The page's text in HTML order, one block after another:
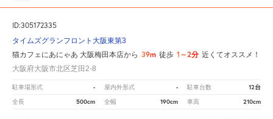
ID:305172335
タイムズグランフロント大阪東第3
猫カフェにあにゃあ 大阪梅田本店から 39m 徒歩 1～2分 近くてオススメ！
大阪府大阪市北区芝田2-8
駐車場形式 - 屋内外形式 - 駐車台数 12台
全長 500cm 全幅 190cm 車高 210cm